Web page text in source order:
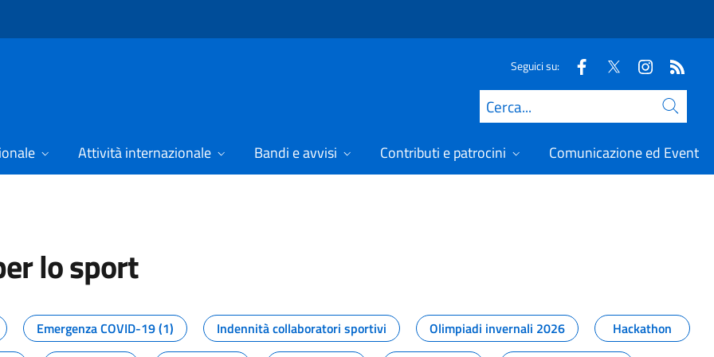
Seguici su:
Cerca
Attività internazionale Bandi e avvisi Contributi e patrocini Comunicazione ed Eventi
lo sport
dal Dipartimento per lo sport
Emergenza COVID-19 (1) Indennità collaboratori sportivi Olimpiadi invernali 2026
Hackathon